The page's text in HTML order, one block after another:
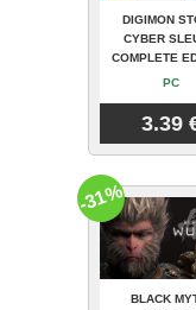
DIGIMON
CYBER
COMPLETE
PC
3.39
BLACK
-31%